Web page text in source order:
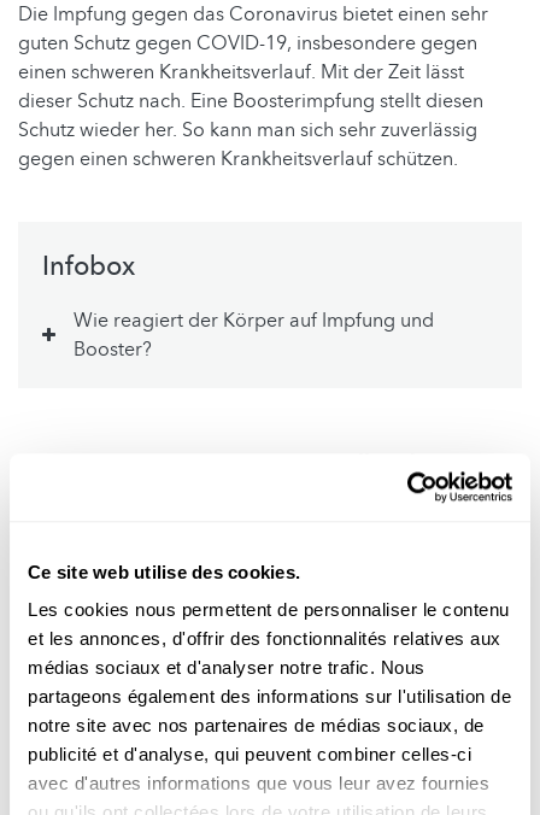
Ce site web utilise des cookies.
Les cookies nous permettent de personnaliser le contenu
et les annonces, d'offrir des fonctionnalités relatives aux
médias sociaux et d'analyser notre trafic. Nous
partageons également des informations sur l'utilisation de
notre site avec nos partenaires de médias sociaux, de
publicité et d'analyse, qui peuvent combiner celles-ci
avec d'autres informations que vous leur avez fournies
Die Impfung gegen das Coronavirus bietet einen sehr
guten Schutz gegen COVID-19, insbesondere gegen
einen schweren Krankheitsverlauf. Mit der Zeit lässt
dieser Schutz nach. Eine Boosterimpfung stellt diesen
Schutz wieder her. So kann man sich sehr zuverlässig
gegen einen schweren Krankheitsverlauf schützen.
Infobox
Wie reagiert der Körper auf Impfung und
Booster?
schweren Verlauf wieder her, wenn dieser mit der Zeit
nachgelassen hat. Aus Sicht der öffentlichen Gesundheit
kommt es so zu weniger schweren Fällen. Weniger Fälle
müssen hospitalisiert werden und landen auf der
Intensivstation. Ein hoher Impfschutz der Bevölkerung
schützt also die Kliniken. Die Betten stehen Patienten mit
anderen oft dringend behandlungsbedürftigen
Krankheiten zur Verfügung. Wer sich nicht ausreichend
gegen einen schweren Verlauf schützt, nimmt also in